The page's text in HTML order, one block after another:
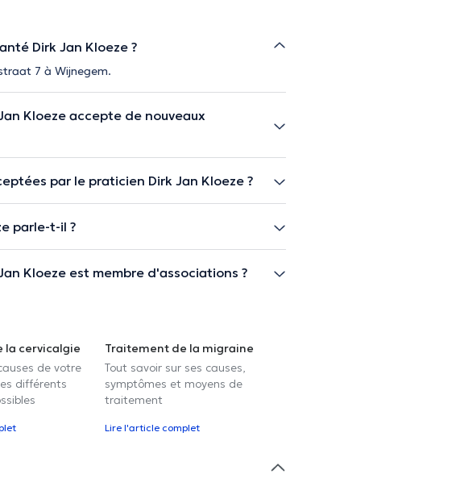
Dirk Jan Kloeze ?
7 à Wijnegem.
Kloeze accepte de nouveaux
par le praticien Dirk Jan Kloeze ?
parle-t-il ?
Kloeze est membre d'associations ?
la cervicalgie
de votre
différents
Traitement de la migraine
Tout savoir sur ses causes,
symptômes et moyens de
traitement
Lire l'article complet